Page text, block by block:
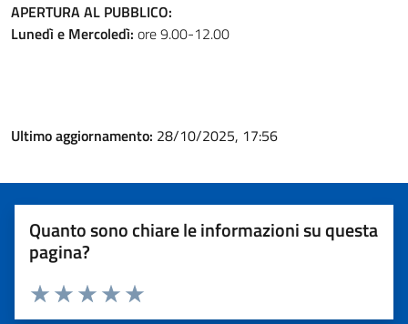
APERTURA AL PUBBLICO:
Lunedì e Mercoledì: ore 9.00-12.00
Ultimo aggiornamento: 28/10/2025, 17:56
Quanto sono chiare le informazioni su questa
pagina?
Valuta 5 stelle su 5
Valuta 4 stelle su 5
Valuta 3 stelle su 5
Valuta 2 stelle su 5
Valuta 1 stelle su 5